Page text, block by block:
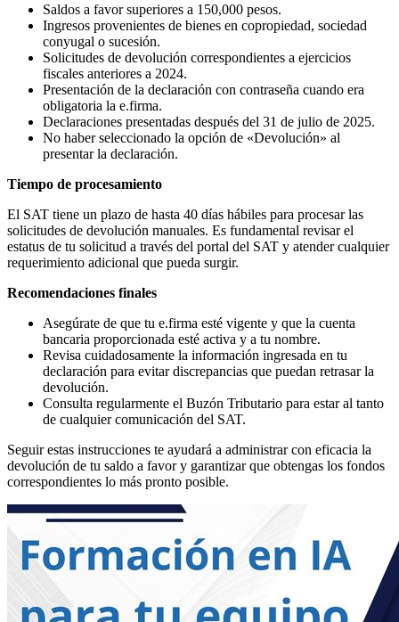
Saldos a favor superiores a 150,000 pesos.​
Ingresos provenientes de bienes en copropiedad, sociedad
conyugal o sucesión.​
Solicitudes de devolución correspondientes a ejercicios
fiscales anteriores a 2024.​
Presentación de la declaración con contraseña cuando era
obligatoria la e.firma.​
Declaraciones presentadas después del 31 de julio de 2025.​
No haber seleccionado la opción de «Devolución» al
presentar la declaración.​
Tiempo de procesamiento
El SAT tiene un plazo de hasta 40 días hábiles para procesar las
solicitudes de devolución manuales. Es fundamental revisar el
estatus de tu solicitud a través del portal del SAT y atender cualquier
requerimiento adicional que pueda surgir.
Recomendaciones finales
Asegúrate de que tu e.firma esté vigente y que la cuenta
bancaria proporcionada esté activa y a tu nombre.
Revisa cuidadosamente la información ingresada en tu
declaración para evitar discrepancias que puedan retrasar la
devolución.​
Consulta regularmente el Buzón Tributario para estar al tanto
de cualquier comunicación del SAT.
Seguir estas instrucciones te ayudará a administrar con eficacia la
devolución de tu saldo a favor y garantizar que obtengas los fondos
correspondientes lo más pronto posible.